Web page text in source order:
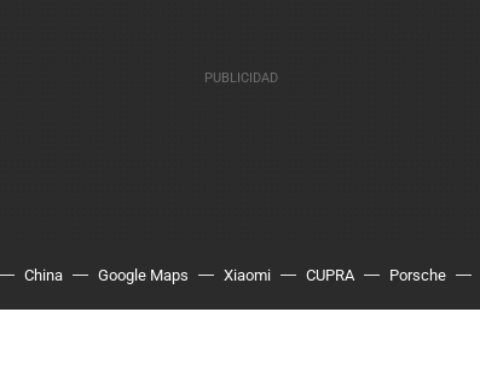
China Google Maps Xiaomi CUPRA Porsche